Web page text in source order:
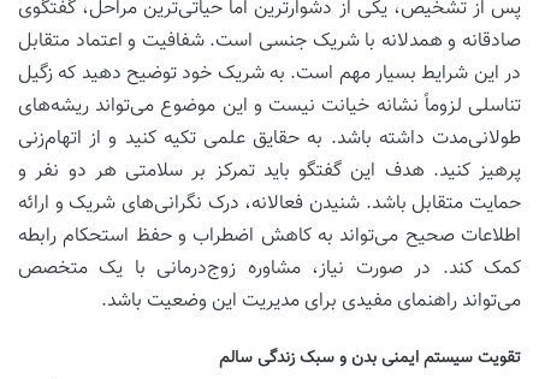
پس از تشخیص، یکی از دشوارترین اما حیاتی‌ترین مراحل، گفتگوی
صادقانه و همدلانه با شریک جنسی است. شفافیت و اعتماد متقابل
در این شرایط بسیار مهم است. به شریک خود توضیح دهید که زگیل
تناسلی لزوماً نشانه خیانت نیست و این موضوع می‌تواند ریشه‌های
طولانی‌مدت داشته باشد. به حقایق علمی تکیه کنید و از اتهام‌زنی
پرهیز کنید. هدف این گفتگو باید تمرکز بر سلامتی هر دو نفر و
حمایت متقابل باشد. شنیدن فعالانه، درک نگرانی‌های شریک و ارائه
اطلاعات صحیح می‌تواند به کاهش اضطراب و حفظ استحکام رابطه
کمک کند. در صورت نیاز، مشاوره زوج‌درمانی با یک متخصص
می‌تواند راهنمای مفیدی برای مدیریت این وضعیت باشد.
تقویت سیستم ایمنی بدن و سبک زندگی سالم